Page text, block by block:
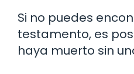
Si no puedes
testamento, es
haya muerto sin